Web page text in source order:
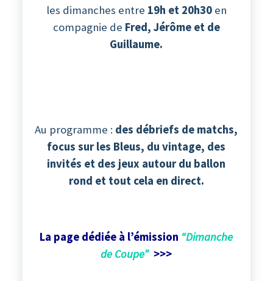
les dimanches entre 19h et 20h30 en
compagnie de Fred, Jérôme et de
Guillaume.
Au programme : des débriefs de matchs,
focus sur les Bleus, du vintage, des
invités et des jeux autour du ballon
rond et tout cela en direct.
La page dédiée à l’émission “Dimanche
de Coupe”>>>